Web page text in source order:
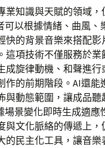
業知識與天賦的領域
可以根據情緒、曲風
快的背景音樂來搭配
這項技術不僅服務於
成旋律動機、和聲進
作的前期階段。AI還
與動態範圍，讓成品
場景變化即時生成適
與文化脈絡的傳遞上
的民主化工具，讓音